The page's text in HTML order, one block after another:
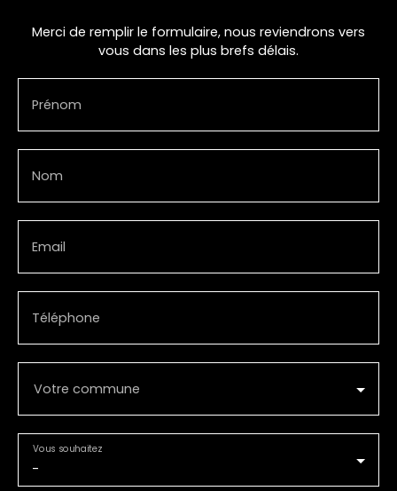
Merci de remplir le formulaire, nous reviendrons vers
vous dans les plus brefs délais.
Prénom
Nom
Email
Téléphone
Votre commune
-
Vous souhaitez